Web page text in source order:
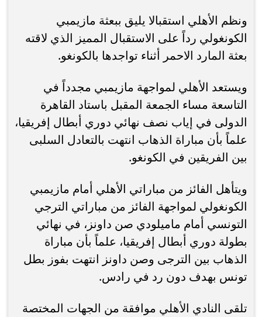
ونظم الأهلي استقبالا يليق ببعثة مازيمبي
الكونغولي رداً على الاستقبال المميز الذي لاقته
بعثة المارد الاحمر أثناء تواجدها بالكونغو.
ويستعد الأهلي لمواجهة مازيمبي مجدداً في
التاسعة مساء الجمعة المقبل باستاد القاهرة
الدولى في إياب نصف نهائي دوري أبطال إفريقيا،
علماً بأن مباراة الذهاب انتهت بالتعادل السلبى
بين الفريقين في الكونغو.
ويتأهل الفائز من مباراتي الأهلي أمام مازيمبي
الكونغولي لمواجهة الفائز من مباراتي الترجي
التونسي أمام ماميلودي صن داونز، في نهائي
بطولة دوري أبطال إفريقيا، علماً بأن مباراة
الذهاب بين الترجى وصن داونز انتهت بفوز بطل
تونس بهدف دون رد في رادس.
تلقى النادي الأهلي موافقة من الجهات المختصة